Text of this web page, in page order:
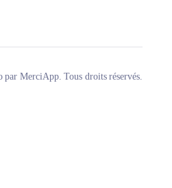
MerciApp. Tous droits réservés.